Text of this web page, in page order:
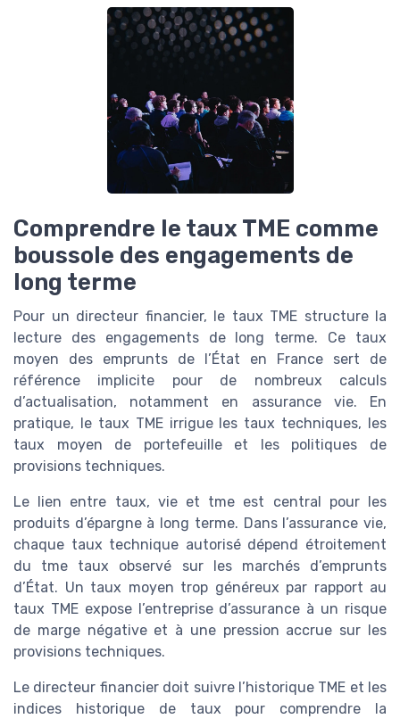
Comprendre le taux TME comme
boussole des engagements de
long terme
Pour un directeur financier, le taux TME structure la
lecture des engagements de long terme. Ce taux
moyen des emprunts de l’État en France sert de
référence implicite pour de nombreux calculs
d’actualisation, notamment en assurance vie. En
pratique, le taux TME irrigue les taux techniques, les
taux moyen de portefeuille et les politiques de
provisions techniques.
Le lien entre taux, vie et tme est central pour les
produits d’épargne à long terme. Dans l’assurance vie,
chaque taux technique autorisé dépend étroitement
du tme taux observé sur les marchés d’emprunts
d’État. Un taux moyen trop généreux par rapport au
taux TME expose l’entreprise d’assurance à un risque
de marge négative et à une pression accrue sur les
provisions techniques.
Le directeur financier doit suivre l’historique TME et les
indices historique de taux pour comprendre la